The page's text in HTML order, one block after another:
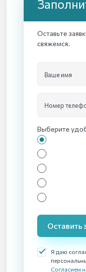
Оставьте
свяжемся.
Ваше имя
Номер
Выберите
Оставить
Я даю
Согласием